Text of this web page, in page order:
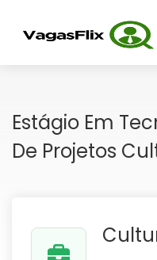
Estágio Em
De Projetos